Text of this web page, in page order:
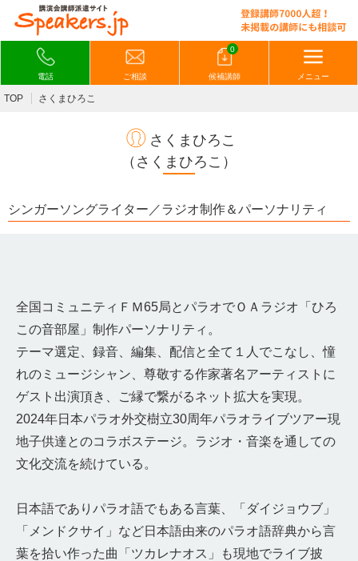
電話 ご相談
0
候補講師 メニュー
TOP さくまひろこ
さくまひろこ
（さくまひろこ）
シンガーソングライター／ラジオ制作＆パーソナリティ
全国コミュニティＦＭ65局とパラオでＯＡラジオ「ひろ
この音部屋」制作パーソナリティ。
テーマ選定、録音、編集、配信と全て１人でこなし、憧
れのミュージシャン、尊敬する作家著名アーティストに
ゲスト出演頂き、ご縁で繋がるネット拡大を実現。
2024年日本パラオ外交樹立30周年パラオライブツアー現
地子供達とのコラボステージ。ラジオ・音楽を通しての
文化交流を続けている。
日本語でありパラオ語でもある言葉、「ダイジョウブ」
「メンドクサイ」など日本語由来のパラオ語辞典から言
葉を拾い作った曲「ツカレナオス」も現地でライブ披